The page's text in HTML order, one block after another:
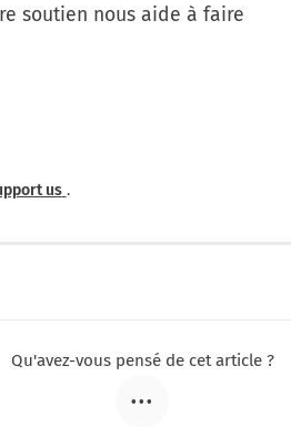
soutien nous aide à faire
us .
Qu'avez-vous pensé de cet article ?
•••